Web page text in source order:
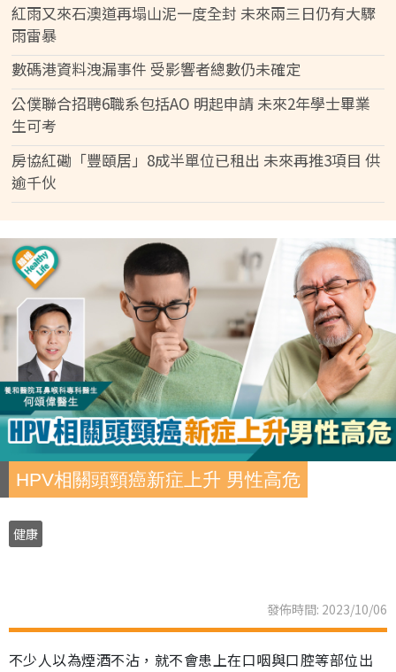
紅雨又來石澳道再塌山泥一度全封 未來兩三日仍有大驟
雨雷暴
數碼港資料洩漏事件 受影響者總數仍未確定
公僕聯合招聘6職系包括AO 明起申請 未來2年學士畢業
生可考
房協紅磡「豐頤居」8成半單位已租出 未來再推3項目 供
逾千伙
HPV相關頭頸癌新症上升 男性高危
健康
發佈時間: 2023/10/06
不少人以為煙酒不沾，就不會患上在口咽與口腔等部位出